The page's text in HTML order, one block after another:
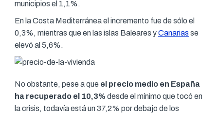
municipios el 1,1%.
En la Costa Mediterránea el incremento fue de sólo el
0,3%, mientras que en las islas Baleares yCanarias se
elevó al 5,6%.
No obstante, pese a que el precio medio en España
ha recuperado el 10,3% desde el mínimo que tocó en
la crisis, todavía está un 37,2% por debajo de los